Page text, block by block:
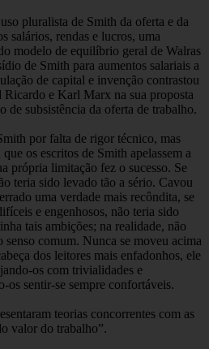
pluralista de Smith da oferta e da
salários, rendas e lucros, uma
modelo de equilíbrio geral de Walras
de Smith para aumentos salariais a
de capital e invenção contrastou
e Karl Marx na sua proposta
de subsistência da oferta de trabalho.
por falta de rigor técnico, mas
os escritos de Smith apelassem a
própria limitação fez o sucesso. Se
teria sido levado tão a sério. Cavou
uma verdade mais recôndita, se
e engenhosos, não teria sido
tais ambições; na realidade, não
senso comum. Nunca se moveu acima
dos leitores mais enfadonhos, ele
os com trivialidades e
os sentir-se sempre confortáveis.
teorias concorrentes com as
valor do trabalho”.